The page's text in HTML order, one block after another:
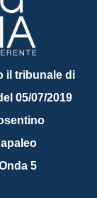
il tribunale di
05/07/2019
5